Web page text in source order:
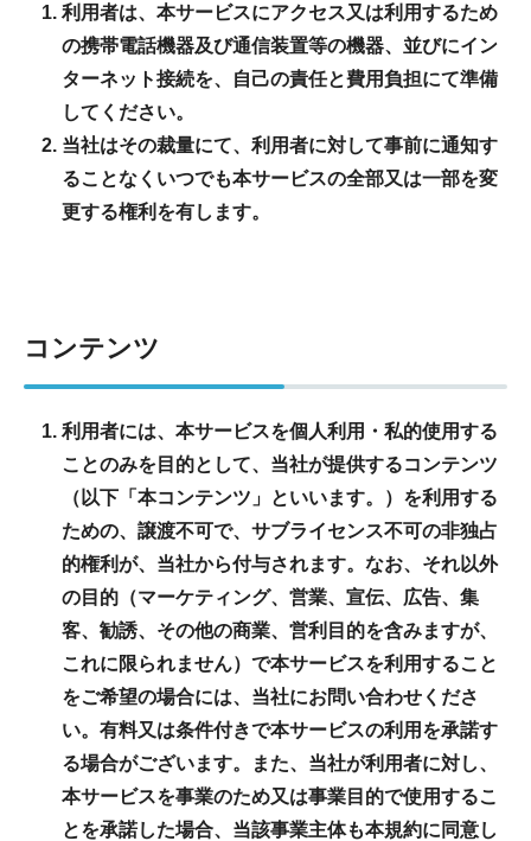
利用者は、本サービスにアクセス又は利用するため
の携帯電話機器及び通信装置等の機器、並びにイン
ターネット接続を、自己の責任と費用負担にて準備
してください。
当社はその裁量にて、利用者に対して事前に通知す
ることなくいつでも本サービスの全部又は一部を変
更する権利を有します。
コンテンツ
利用者には、本サービスを個人利用・私的使用する
ことのみを目的として、当社が提供するコンテンツ
（以下「本コンテンツ」といいます。）を利用する
ための、譲渡不可で、サブライセンス不可の非独占
的権利が、当社から付与されます。なお、それ以外
の目的（マーケティング、営業、宣伝、広告、集
客、勧誘、その他の商業、営利目的を含みますが、
これに限られません）で本サービスを利用すること
をご希望の場合には、当社にお問い合わせくださ
い。有料又は条件付きで本サービスの利用を承諾す
る場合がございます。また、当社が利用者に対し、
本サービスを事業のため又は事業目的で使用するこ
とを承諾した場合、当該事業主体も本規約に同意し